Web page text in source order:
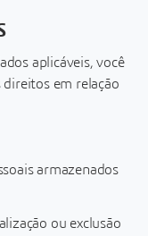
aplicáveis, você
em relação
armazenados
ou exclusão